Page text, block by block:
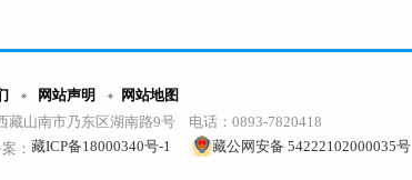
网站声明
网站地图
山南市乃东区湖南路9号 电话：0893-7820418
： 藏ICP备18000340号-1 藏公网安备 54222102000035号